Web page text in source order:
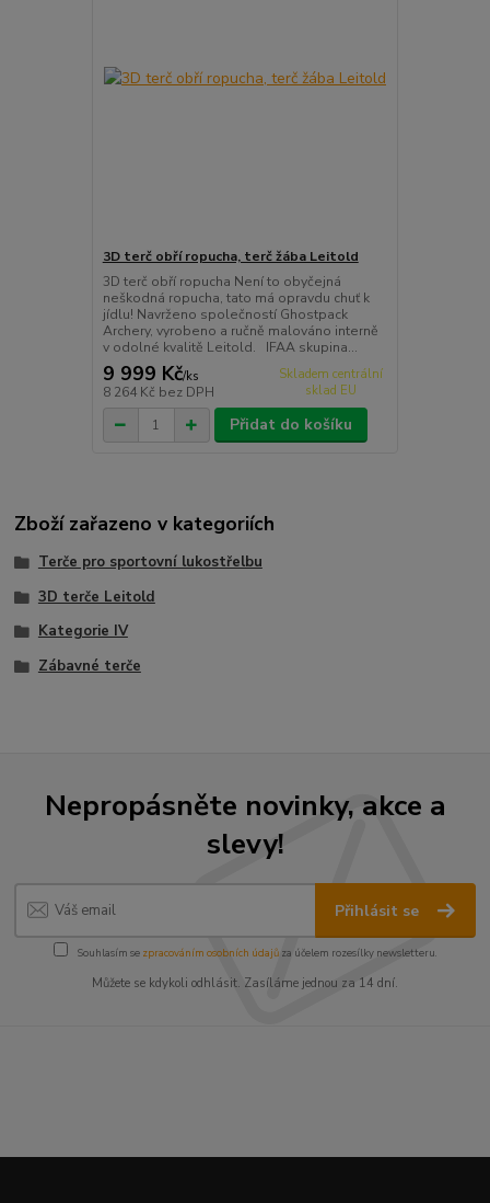
3D terč obří ropucha, terč žába Leitold
3D terč obří ropucha Není to obyčejná
neškodná ropucha, tato má opravdu chuť k
jídlu! Navrženo společností Ghostpack
Archery, vyrobeno a ručně malováno interně
v odolné kvalitě Leitold. IFAA skupina...
9 999 Kč/ks
8 264 Kč bez DPH
Skladem centrální
sklad EU
Přidat do košíku
Zboží zařazeno v kategoriích
Terče pro sportovní lukostřelbu
3D terče Leitold
Kategorie IV
Zábavné terče
Nepropásněte novinky, akce a
slevy!
Přihlásit se
Souhlasím se zpracováním osobních údajůza účelem rozesílky newsletteru.
Můžete se kdykoli odhlásit. Zasíláme jednou za 14 dní.